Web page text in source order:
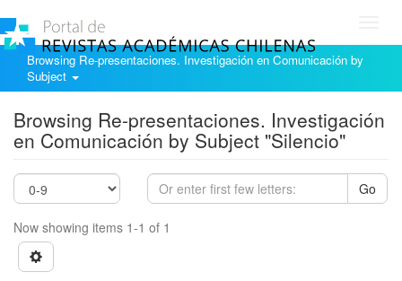
Browsing Re-presentaciones. Investigación en Comunicación by
Subject
Browsing Re-presentaciones. Investigación
en Comunicación by Subject "Silencio"
Go
Now showing items 1-1 of 1